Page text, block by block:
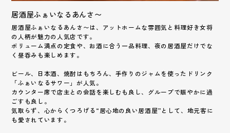
居酒屋ふぁいなるあんさ〜
居酒屋ふぁいなるあんさ〜は、アットホームな雰囲気と料理好き女将
の人柄が魅力の人気店です。
ボリューム満点の定食や、お酒に合う一品料理、夜の居酒屋だけでな
く昼呑みも楽しめます。
ビール、日本酒、焼酎はもちろん、手作りのジャムを使ったドリンク
「ふぁいなるサワー」が人気。
カウンター席で店主との会話を楽しむも良し、グループで賑やかに過
ごすも良し。
気取らず、心からくつろげる“居心地の良い居酒屋”として、地元客に
も愛されています。